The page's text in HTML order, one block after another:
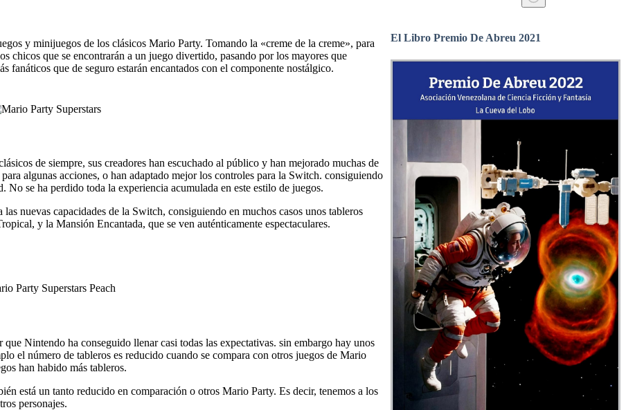
y minijuegos de los clásicos Mario Party. Tomando la «creme de la creme», para
chicos que se encontrarán a un juego divertido, pasando por los mayores que
que de seguro estarán encantados con el componente nostálgico.
de siempre, sus creadores han escuchado al público y han mejorado muchas de
algunas acciones, o han adaptado mejor los controles para la Switch. consiguiendo
se ha perdido toda la experiencia acumulada en este estilo de juegos.
nuevas capacidades de la Switch, consiguiendo en muchos casos unos tableros
y la Mansión Encantada, que se ven auténticamente espectaculares.
Nintendo ha conseguido llenar casi todas las expectativas. sin embargo hay unos
el número de tableros es reducido cuando se compara con otros juegos de Mario
han habido más tableros.
está un tanto reducido en comparación o otros Mario Party. Es decir, tenemos a los
personajes.
El Libro Premio De Abreu 2021